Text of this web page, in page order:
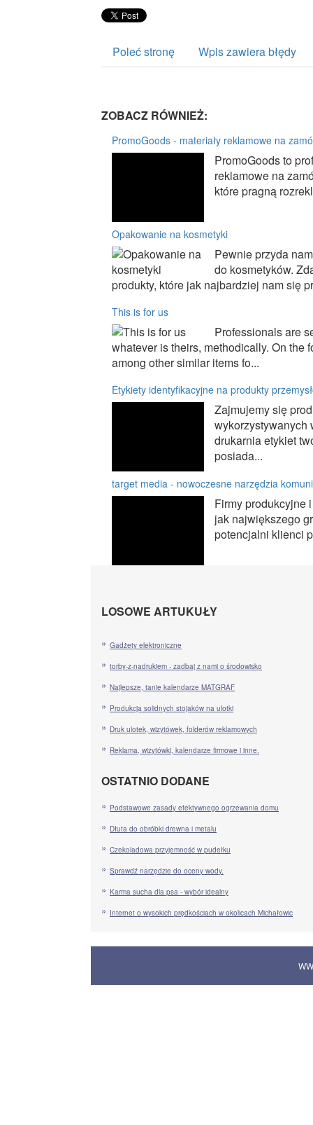
Poleć stronę Wpis zawiera błędy
ZOBACZ RÓWNIEŻ:
PromoGoods - materiały reklamowe na
PromoGoods to
reklamowe na
które pragną
Opakowanie na kosmetyki
Pewnie przyda
do kosmetyków.
produkty, które jak najbardziej nam się
This is for us
Professionals are
whatever is theirs, methodically. On the
among other similar items fo...
Etykiety identyfikacyjne na produkty
Zajmujemy się
wykorzystywanych
drukarnia etykiet
posiada...
target media - nowoczesne narzędzia
Firmy produkcyjne
jak największego
potencjalni klienci
LOSOWE ARTUKUŁY
Gadżety elektroniczne
torby-z-nadrukiem - zadbaj z nami o środowisko
Najlepsze, tanie kalendarze MATGRAF
Produkcja solidnych stojaków na ulotki
Druk ulotek, wizytówek, folderów reklamowych
Reklama, wizytówki, kalendarze firmowe i inne.
OSTATNIO DODANE
Podstawowe zasady efektywnego ogrzewania domu
Dłuta do obróbki drewna i metalu
Czekoladowa przyjemność w pudełku
Sprawdź narzędzie do oceny wody.
Karma sucha dla psa - wybór idealny
Internet o wysokich prędkościach w okolicach Michałowic